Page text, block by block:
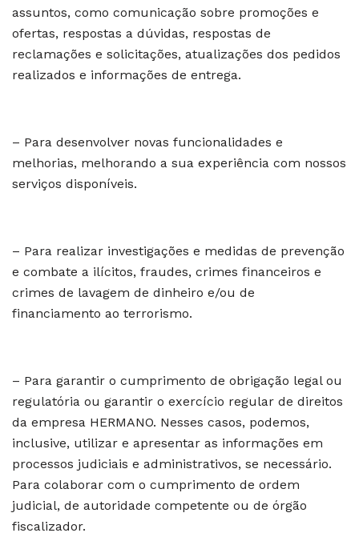
assuntos, como comunicação sobre promoções e
ofertas, respostas a dúvidas, respostas de
reclamações e solicitações, atualizações dos pedidos
realizados e informações de entrega.
– Para desenvolver novas funcionalidades e
melhorias, melhorando a sua experiência com nossos
serviços disponíveis.
– Para realizar investigações e medidas de prevenção
e combate a ilícitos, fraudes, crimes financeiros e
crimes de lavagem de dinheiro e/ou de
financiamento ao terrorismo.
– Para garantir o cumprimento de obrigação legal ou
regulatória ou garantir o exercício regular de direitos
da empresa HERMANO. Nesses casos, podemos,
inclusive, utilizar e apresentar as informações em
processos judiciais e administrativos, se necessário.
Para colaborar com o cumprimento de ordem
judicial, de autoridade competente ou de órgão
fiscalizador.